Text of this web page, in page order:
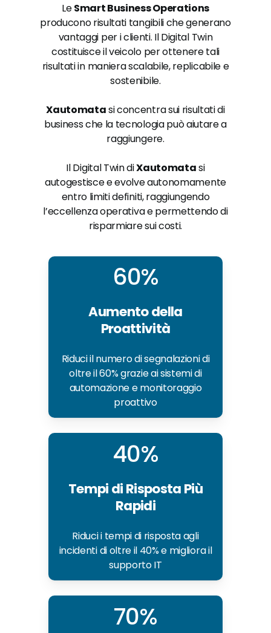
LeSmart Business Operations
producono risultati tangibili che generano
vantaggi per i clienti. Il Digital Twin
costituisce il veicolo per ottenere tali
risultati in maniera scalabile, replicabile e
sostenibile.
Xautomatasi concentra sui risultati di
business che la tecnologia può aiutare a
raggiungere.
Il Digital Twin diXautomatasi
autogestisce e evolve autonomamente
entro limiti definiti, raggiungendo
l’eccellenza operativa e permettendo di
risparmiare sui costi.
60%
Aumento della
Proattività
Riduci il numero di segnalazioni di
oltre il 60% grazie ai sistemi di
automazione e monitoraggio
proattivo
40%
Tempi di Risposta Più
Rapidi
Riduci i tempi di risposta agli
incidenti di oltre il 40% e migliora il
supporto IT
70%